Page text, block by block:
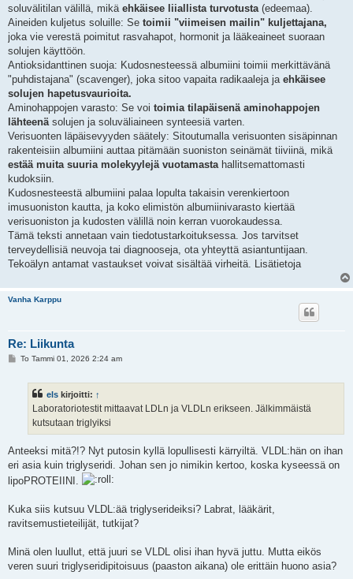
soluvälitilan välillä, mikä ehkäisee liiallista turvotusta (edeemaa).
Aineiden kuljetus soluille: Se toimii "viimeisen mailin" kuljettajana,
joka vie verestä poimitut rasvahapot, hormonit ja lääkeaineet suoraan
solujen käyttöön.
Antioksidanttinen suoja: Kudosnesteessä albumiini toimii merkittävänä
"puhdistajana" (scavenger), joka sitoo vapaita radikaaleja ja ehkäisee
solujen hapetusvaurioita.
Aminohappojen varasto: Se voi toimia tilapäisenä aminohappojen
lähteenä solujen ja soluväliaineen synteesiä varten.
Verisuonten läpäisevyyden säätely: Sitoutumalla verisuonten sisäpinnan
rakenteisiin albumiini auttaa pitämään suoniston seinämät tiiviinä, mikä
estää muita suuria molekyylejä vuotamasta hallitsemattomasti
kudoksiin.
Kudosnesteestä albumiini palaa lopulta takaisin verenkiertoon
imusuoniston kautta, ja koko elimistön albumiinivarasto kiertää
verisuoniston ja kudosten välillä noin kerran vuorokaudessa.
Tämä teksti annetaan vain tiedotustarkoituksessa. Jos tarvitset
terveydellisiä neuvoja tai diagnooseja, ota yhteyttä asiantuntijaan.
Tekoälyn antamat vastaukset voivat sisältää virheitä. Lisätietoja
Vanha Karppu
Re: Liikunta
VTo Tammi 01, 2026 2:24 am
els kirjoitti: ↑
Laboratoriotestit mittaavat LDLn ja VLDLn erikseen. Jälkimmäistä
kutsutaan triglyiksi
Anteeksi mitä?!? Nyt putosin kyllä lopullisesti kärryiltä. VLDL:hän on ihan
eri asia kuin triglyseridi. Johan sen jo nimikin kertoo, koska kyseessä on
lipoPROTEIINI.
Kuka siis kutsuu VLDL:ää triglyserideiksi? Labrat, lääkärit,
ravitsemustieteilijät, tutkijat?
Minä olen luullut, että juuri se VLDL olisi ihan hyvä juttu. Mutta eikös
veren suuri triglyseridipitoisuus (paaston aikana) ole erittäin huono asia?